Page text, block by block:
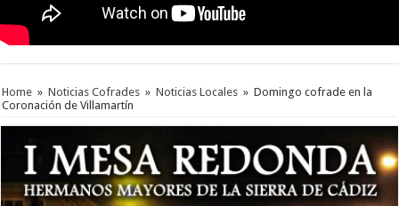
Home » Noticias Cofrades » Noticias Locales » Domingo cofrade en la
Coronación de Villamartín